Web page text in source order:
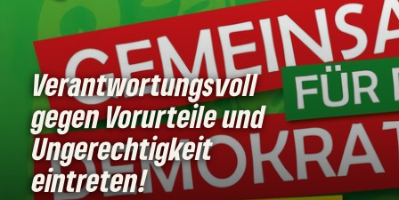
Verantwortungsvoll
gegen Vorurteile und
Ungerechtigkeit
eintreten!